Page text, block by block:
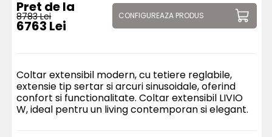
Pret de la
8783 Lei
6763 Lei
CONFIGUREAZA PRODUS
Coltar extensibil modern, cu tetiere reglabile,
extensie tip sertar si arcuri sinusoidale, oferind
confort si functionalitate. Coltar extensibil LIVIO
W, ideal pentru un living contemporan si elegant.